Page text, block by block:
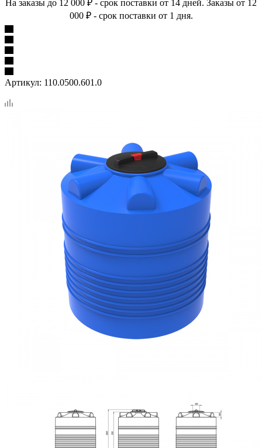
На заказы до 12 000 ₽ - срок поставки от 14 дней. Заказы от 12
000 ₽ - срок поставки от 1 дня.
Артикул: 110.0500.601.0